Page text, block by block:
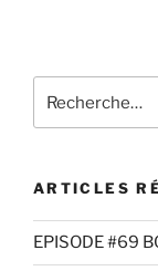
EMBED
pour
ARTICLES
EPISODE #69